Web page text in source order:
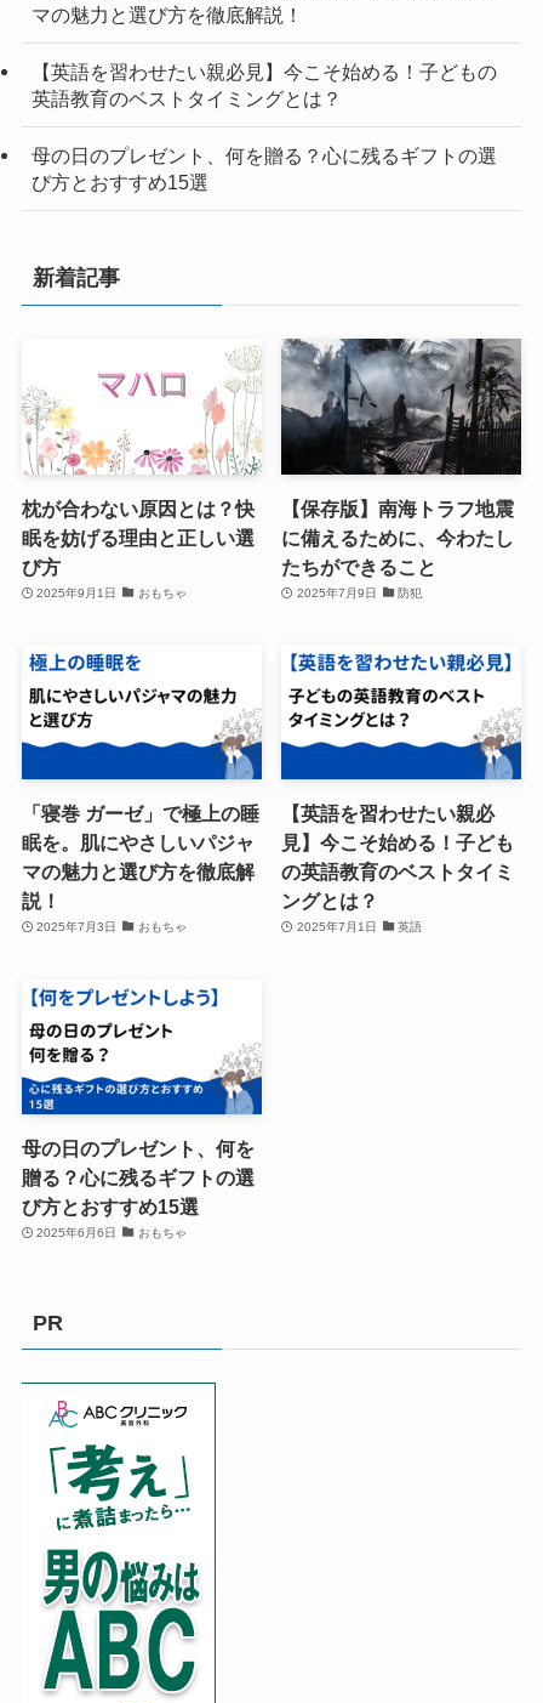
マの魅力と選び方を徹底解説！
【英語を習わせたい親必見】今こそ始める！子どもの
英語教育のベストタイミングとは？
母の日のプレゼント、何を贈る？心に残るギフトの選
び方とおすすめ15選
新着記事
枕が合わない原因とは？快
眠を妨げる理由と正しい選
び方
2025年9月1日 おもちゃ
【保存版】南海トラフ地震
に備えるために、今わたし
たちができること
2025年7月9日 防犯
「寝巻 ガーゼ」で極上の睡
眠を。肌にやさしいパジャ
マの魅力と選び方を徹底解
説！
2025年7月3日 おもちゃ
【英語を習わせたい親必
見】今こそ始める！子ども
の英語教育のベストタイミ
ングとは？
2025年7月1日 英語
母の日のプレゼント、何を
贈る？心に残るギフトの選
び方とおすすめ15選
2025年6月6日 おもちゃ
PR